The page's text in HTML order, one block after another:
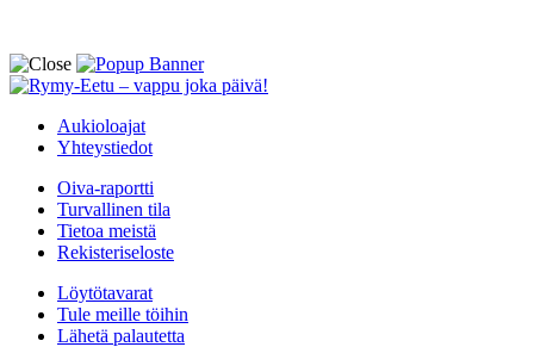
Aukioloajat
Yhteystiedot
Oiva-raportti
Turvallinen tila
Tietoa meistä
Rekisteriseloste
Löytötavarat
Tule meille töihin
Lähetä palautetta